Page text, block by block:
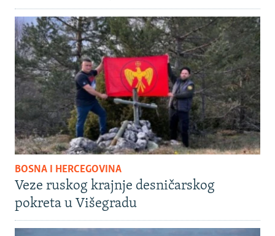
BOSNA I HERCEGOVINA
Veze ruskog krajnje desničarskog
pokreta u Višegradu